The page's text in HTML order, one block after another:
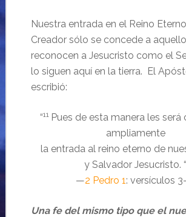
Nuestra entrada en el Reino
Creador sólo se concede a
reconocen a Jesucristo como el
lo siguen aquí en la tierra. El
escribió:
“11 Pues de esta manera les será
ampliamente
la entrada al reino eterno de
y Salvador Jesucristo. “
—2 Pedro 1 : versículos 3-
Una fe del mismo tipo que el